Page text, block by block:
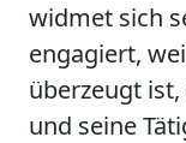
widmet sich
engagiert,
überzeugt
und seine